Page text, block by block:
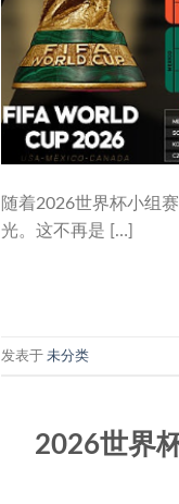
随着2026世界杯小组
光。这不再是 […]
发表于 未分类
2026世界